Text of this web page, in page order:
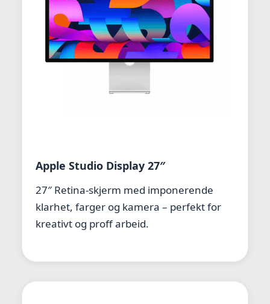
Apple Studio Display 27″
27″ Retina-skjerm med imponerende
klarhet, farger og kamera – perfekt for
kreativt og proff arbeid.